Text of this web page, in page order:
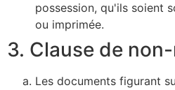
possession, qu'ils soient
ou imprimée.
3. Clause de
Les documents figurant